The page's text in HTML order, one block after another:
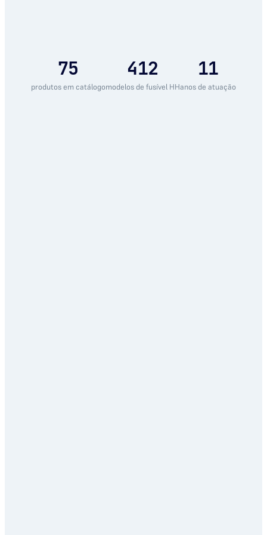
75
produtos em catálogo
412
modelos de fusível HH
11
anos de atuação